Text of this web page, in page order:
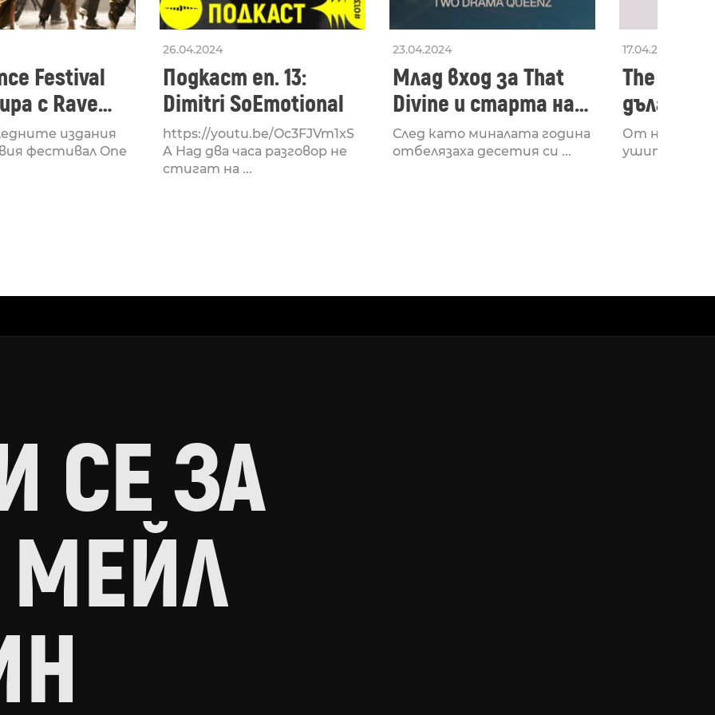
Festival
с Rave
на
издания
фестивал One
26.04.2024
Подкаст еп. 13:
Dimitri SoEmotional
https://youtu.be/Oc3FJVm1xS
A Над два часа разговор не
стигат на ...
23.04.2024
Млад вход за That
Divine и старта на
лейбъла им
След като миналата година
отбелязаха десетия си ...
17.04.2024
The
втори
излезе
От няколко
ушите и
СЕ ЗА